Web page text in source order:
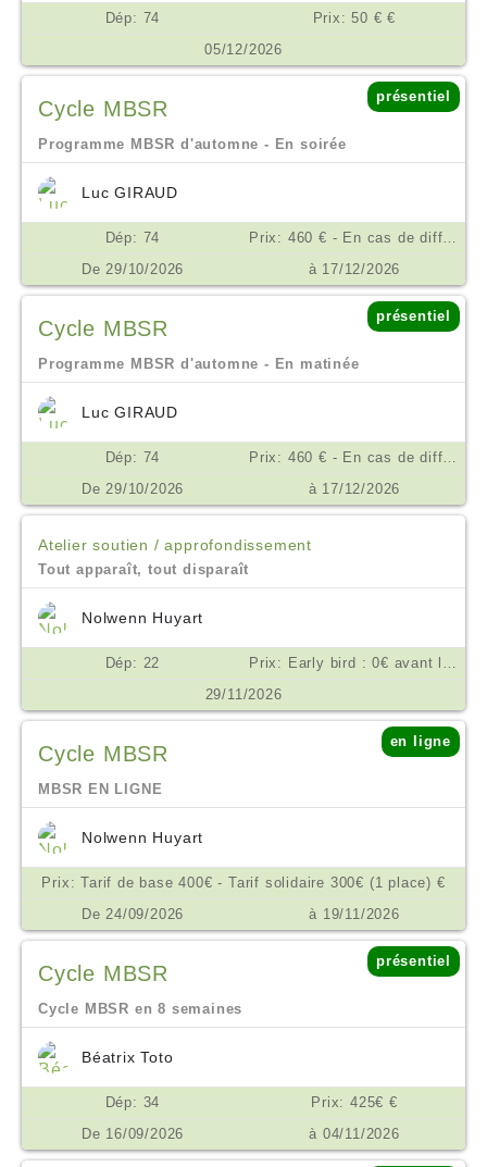
Dép: 74
Prix: 50 € €
05/12/2026
Cycle MBSR
présentiel
Programme MBSR d'automne - En soirée
Luc GIRAUD
Dép: 74
Prix: 460 € - En cas de difficulté financière, nous consulter. €
De 29/10/2026
à 17/12/2026
Cycle MBSR
présentiel
Programme MBSR d'automne - En matinée
Luc GIRAUD
Dép: 74
Prix: 460 € - En cas de difficulté financière, nous consulter. €
De 29/10/2026
à 17/12/2026
Atelier soutien / approfondissement
Tout apparaît, tout disparaît
Nolwenn Huyart
Dép: 22
Prix: Early bird : 0€ avant le 15/09/26 10€ à partir du 16/09/26, payables à l’inscription rémunération de l’enseignante : sur la base d’une participation consciente. Pour vous donner un repère, elle pourrait se situer à partir de 50€. Votre inscription confirmée, vous recevrez les coordonnées bancaires de Nolwenn Huyart pour lui verser votre contribution €
29/11/2026
Cycle MBSR
en ligne
MBSR EN LIGNE
Nolwenn Huyart
Prix: Tarif de base 400€ - Tarif solidaire 300€ (1 place) €
De 24/09/2026
à 19/11/2026
Cycle MBSR
présentiel
Cycle MBSR en 8 semaines
Béatrix Toto
Dép: 34
Prix: 425€ €
De 16/09/2026
à 04/11/2026